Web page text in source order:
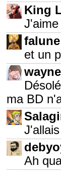
King
falune
et un
wayne
ma BD
Ah